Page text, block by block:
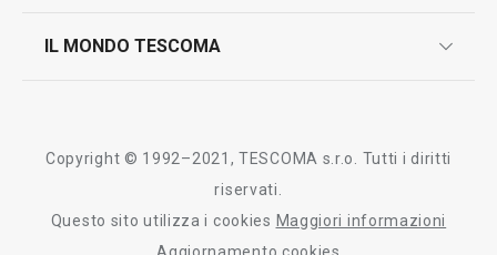
test sui prodotti
IL MONDO TESCOMA
Tescoma nel mondo
Copyright © 1992–2021, TESCOMA s.r.o. Tutti i diritti
riservati.
Questo sito utilizza i cookies Maggiori informazioni